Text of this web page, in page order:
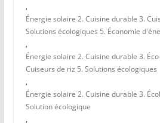
,
Énergie solaire 2. Cuisine durable 3.
Solutions écologiques 5. Économie
,
Énergie solaire 2. Cuisine durable 3.
Cuiseurs de riz 5. Solutions écologiques
,
Énergie solaire 2. Cuisine durable 3.
Solution écologique
,